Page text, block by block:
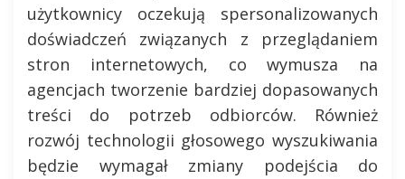
użytkownicy oczekują spersonalizowanych
doświadczeń związanych z przeglądaniem
stron internetowych, co wymusza na
agencjach tworzenie bardziej dopasowanych
treści do potrzeb odbiorców. Również
rozwój technologii głosowego wyszukiwania
będzie wymagał zmiany podejścia do